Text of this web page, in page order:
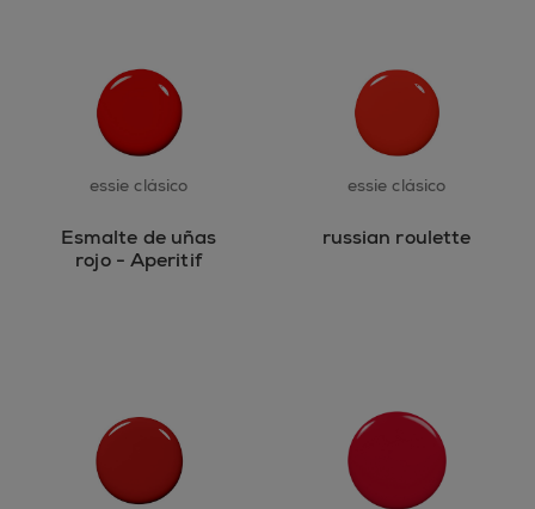
essie clásico
Esmalte de uñas
rojo - Aperitif
essie clásico
russian roulette